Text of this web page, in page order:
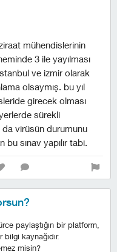
mühendislerinin
3 ile yayılması
ve izmir olarak
olsaymış. bu yıl
girecek olması
sürekli
virüsün durumunu
sınav yapılır tabi.
paylaştığın bir platform,
kaynağıdır.
misin?